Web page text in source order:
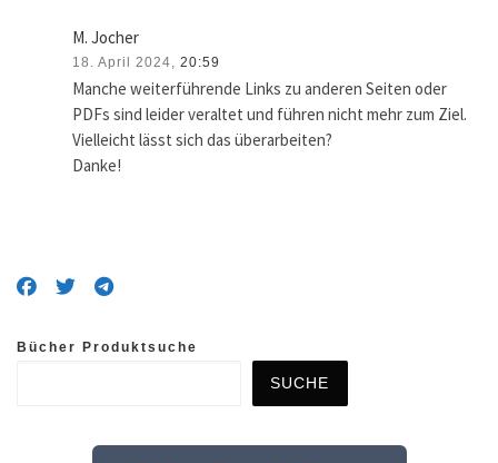
M. Jocher
18. April 2024, 20:59
Manche weiterführende Links zu anderen Seiten oder
PDFs sind leider veraltet und führen nicht mehr zum Ziel.
Vielleicht lässt sich das überarbeiten?
Danke!
Bücher Produktsuche
SUCHE